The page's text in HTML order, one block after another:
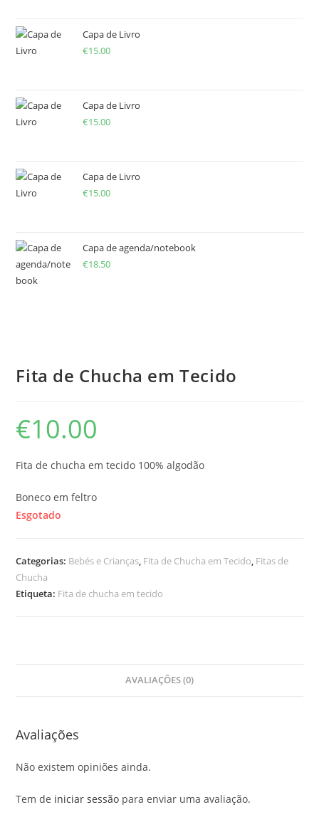
Capa de Livro
€15.00
Capa de Livro
€15.00
Capa de Livro
€15.00
Capa de agenda/notebook
€18.50
Fita de Chucha em Tecido
€10.00
Fita de chucha em tecido 100% algodão
Boneco em feltro
Esgotado
Categorias: Bebés e Crianças Fita de Chucha em Tecido Fitas de
Chucha
Etiqueta: Fita de chucha em tecido
AVALIAÇÕES (0)
Avaliações
Não existem opiniões ainda.
Tem de iniciar sessão para enviar uma avaliação.